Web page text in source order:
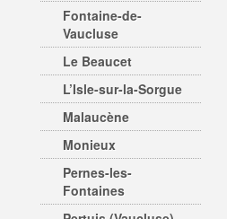
Fontaine-de-
Vaucluse
Le Beaucet
L’Isle-sur-la-Sorgue
Malaucène
Monieux
Pernes-les-
Fontaines